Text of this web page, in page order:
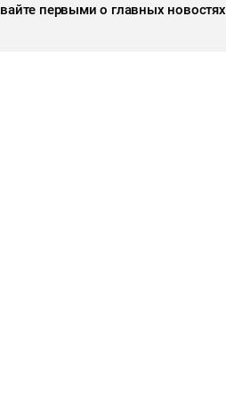
первыми о главных новостях